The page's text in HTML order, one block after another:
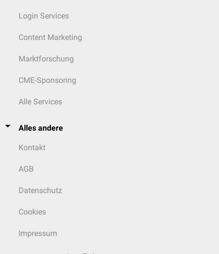
Login Services
Content Marketing
Marktforschung
CME-Sponsoring
Alle Services
Alles andere
Kontakt
AGB
Datenschutz
Cookies
Impressum